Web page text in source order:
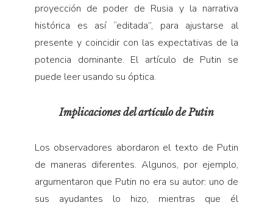
proyección de poder de Rusia y la narrativa
histórica es así “editada”, para ajustarse al
presente y coincidir con las expectativas de la
potencia dominante. El artículo de Putin se
puede leer usando su óptica.
Implicaciones del artículo de Putin
Los observadores abordaron el texto de Putin
de maneras diferentes. Algunos, por ejemplo,
argumentaron que Putin no era su autor: uno de
sus ayudantes lo hizo, mientras que él